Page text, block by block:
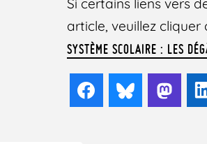
Si certains liens vers
article, veuillez
SYSTÈME SCOLAIRE : LES
FacebookBluesky